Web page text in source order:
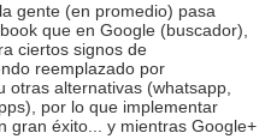
gente (en promedio) pasa
que en Google (buscador),
ciertos signos de
reemplazado por
otras alternativas (whatsapp,
por lo que implementar
gran éxito... y mientras Google+